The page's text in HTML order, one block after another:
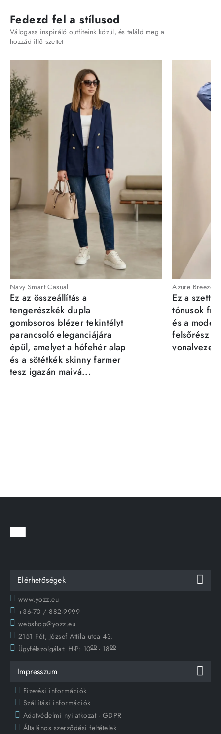
Fedezd fel a stílusod
Válogass inspiráló outfiteink közül, és találd meg a
hozzád illő szettet
Navy Smart Casual
Ez az összeállítás a
tengerészkék dupla
gombsoros blézer tekintélyt
parancsoló eleganciájára
épül, amelyet a hófehér alap
és a sötétkék skinny farmer
tesz igazán maivá...
Azure Breeze
Ez a szett
tónusok
és a
felsőrész
Elérhetőségek
www.yozz.eu
+36-70 / 882-9999
webshop@yozz.eu
2151 Fót, József Attila utca 43.
Ügyfélszolgálat: H-P: 1000 - 1800
Impresszum
Fizetési információk
Szállítási információk
Adatvédelmi nyilatkozat - GDPR
Általános szerződési feltételek